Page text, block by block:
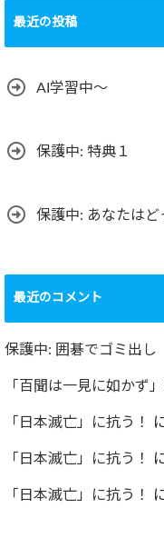
テ
リ
最近の投稿
AI学習中〜
保護中: 特典１
保護中: あなたはど
最近のコメント
保護中: 囲碁でゴミ出し
「百聞は一見に如かず
「日本滅亡」に抗う！
「日本滅亡」に抗う！
「日本滅亡」に抗う！